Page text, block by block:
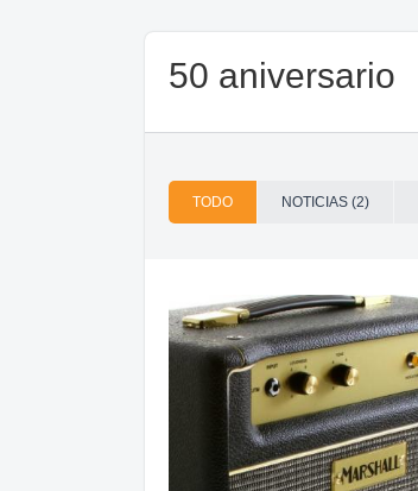
50 aniversario
TODO NOTICIAS (2)